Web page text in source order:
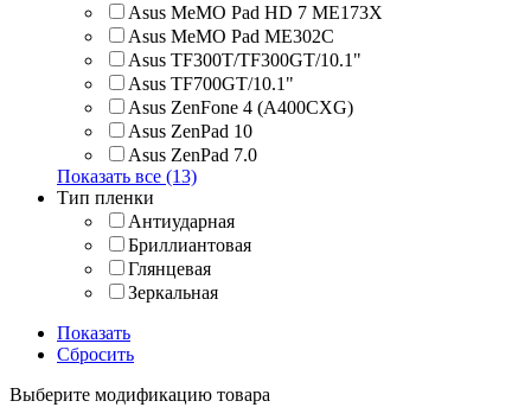
Asus MeMO Pad HD 7 ME173X
Asus MeMO Pad ME302C
Asus TF300T/TF300GT/10.1"
Asus TF700GT/10.1"
Asus ZenFone 4 (A400CXG)
Asus ZenPad 10
Asus ZenPad 7.0
Показать все (13)
Тип пленки
Антиударная
Бриллиантовая
Глянцевая
Зеркальная
Показать
Сбросить
Выберите модификацию товара